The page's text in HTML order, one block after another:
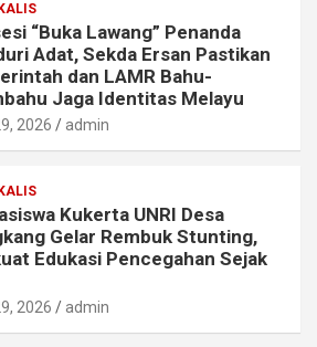
“Buka Lawang” Penanda
Adat, Sekda Ersan Pastikan
dan LAMR Bahu-
Jaga Identitas Melayu
2026 admin
Kukerta UNRI Desa
Gelar Rembuk Stunting,
Edukasi Pencegahan Sejak
2026 admin